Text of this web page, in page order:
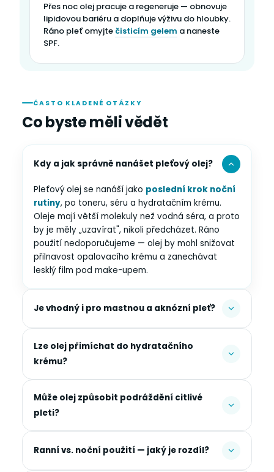
Přes noc olej pracuje a regeneruje — obnovuje
lipidovou bariéru a doplňuje výživu do hloubky.
Ráno pleť omyjte čisticím gelem a naneste
SPF.
ČASTO KLADENÉ OTÁZKY
Co byste měli vědět
Kdy a jak správně nanášet pleťový olej?
Pleťový olej se nanáší jako poslední krok noční
rutiny, po toneru, séru a hydratačním krému.
Oleje mají větší molekuly než vodná séra, a proto
by je měly „uzavírat", nikoli předcházet. Ráno
použití nedoporučujeme — olej by mohl snižovat
přilnavost opalovacího krému a zanechávat
lesklý film pod make-upem.
Je vhodný i pro mastnou a aknózní pleť?
Lze olej přimíchat do hydratačního
krému?
Může olej způsobit podráždění citlivé
pleti?
Ranní vs. noční použití — jaký je rozdíl?